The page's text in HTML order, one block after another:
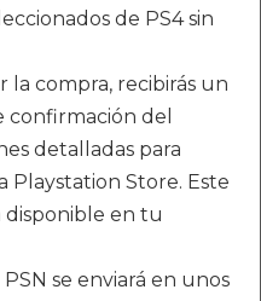
de PS4 sin
la compra, recibirás un
confirmación del
detalladas para
Playstation Store. Este
disponible en tu
se enviará en unos